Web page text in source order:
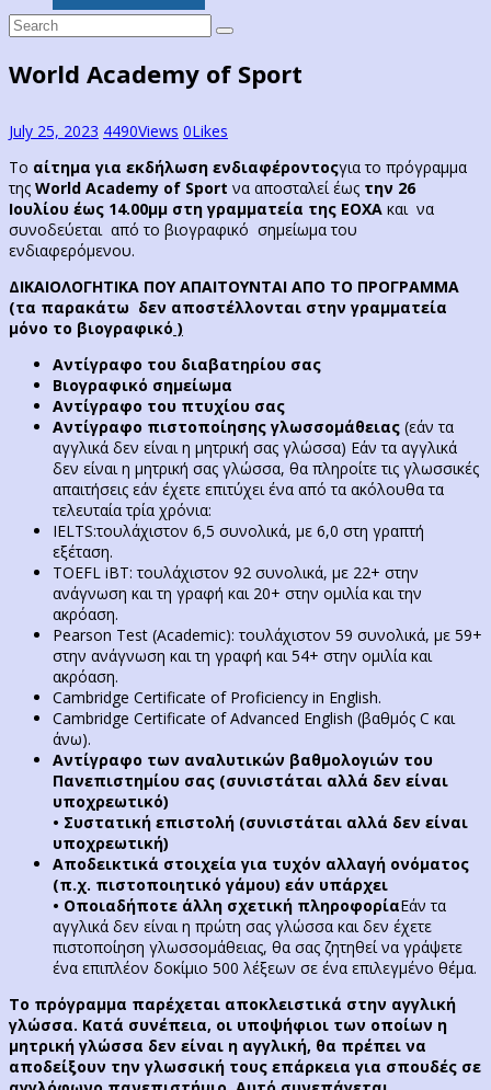
World Academy of Sport
July 25, 2023 4490Views 0Likes
Tο αίτημα για εκδήλωση ενδιαφέροντοςγια το πρόγραμμα
της World Academy of Sport να αποσταλεί έως την 26
Ιουλίου έως 14.00μμ στη γραμματεία της ΕΟΧΑ και να
συνοδεύεται από το βιογραφικό σημείωμα του
ενδιαφερόμενου.
ΔΙΚΑIΟΛΟΓΗΤΙΚΑ ΠΟΥ ΑΠΑΙΤΟΥΝΤΑΙ ΑΠΟ ΤΟ ΠΡΟΓΡΑΜΜΑ
(τα παρακάτω δεν αποστέλλονται στην γραμματεία
μόνο το βιογραφικό )
Αντίγραφο του διαβατηρίου σας
Βιογραφικό σημείωμα
Αντίγραφο του πτυχίου σας
Αντίγραφο πιστοποίησης γλωσσομάθειας (εάν τα
αγγλικά δεν είναι η μητρική σας γλώσσα) Εάν τα αγγλικά
δεν είναι η μητρική σας γλώσσα, θα πληροίτε τις γλωσσικές
απαιτήσεις εάν έχετε επιτύχει ένα από τα ακόλουθα τα
τελευταία τρία χρόνια:
IELTS:τουλάχιστον 6,5 συνολικά, με 6,0 στη γραπτή
εξέταση.
TOEFL iBT: τουλάχιστον 92 συνολικά, με 22+ στην
ανάγνωση και τη γραφή και 20+ στην ομιλία και την
ακρόαση.
Pearson Test (Academic): τουλάχιστον 59 συνολικά, με 59+
στην ανάγνωση και τη γραφή και 54+ στην ομιλία και
ακρόαση.
Cambridge Certificate of Proficiency in English.
Cambridge Certificate of Advanced English (βαθμός C και
άνω).
Αντίγραφο των αναλυτικών βαθμολογιών του
Πανεπιστημίου σας (συνιστάται αλλά δεν είναι
υποχρεωτικό)
• Συστατική επιστολή (συνιστάται αλλά δεν είναι
υποχρεωτική)
Αποδεικτικά στοιχεία για τυχόν αλλαγή ονόματος
(π.χ. πιστοποιητικό γάμου) εάν υπάρχει
• Οποιαδήποτε άλλη σχετική πληροφορίαΕάν τα
αγγλικά δεν είναι η πρώτη σας γλώσσα και δεν έχετε
πιστοποίηση γλωσσομάθειας, θα σας ζητηθεί να γράψετε
ένα επιπλέον δοκίμιο 500 λέξεων σε ένα επιλεγμένο θέμα.
Το πρόγραμμα παρέχεται αποκλειστικά στην αγγλική
γλώσσα. Κατά συνέπεια, οι υποψήφιοι των οποίων η
μητρική γλώσσα δεν είναι η αγγλική, θα πρέπει να
αποδείξουν την γλωσσική τους επάρκεια για σπουδές σε